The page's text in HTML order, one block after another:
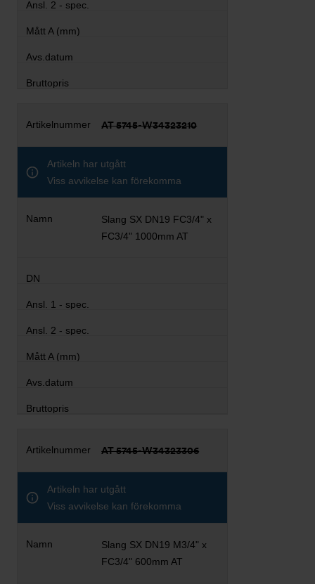
AT 5745-W34323210
Artikeln har utgått
Viss avvikelse kan förekomma
Slang SX DN19 FC3/4" x
FC3/4" 1000mm AT
AT 5745-W34323306
Artikeln har utgått
Viss avvikelse kan förekomma
Slang SX DN19 M3/4" x
FC3/4" 600mm AT